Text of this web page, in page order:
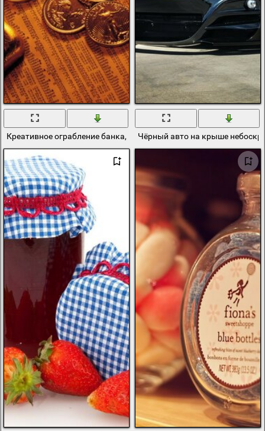
Креативное ограбление банка, деньги и богатство
Чёрный авто на крыше